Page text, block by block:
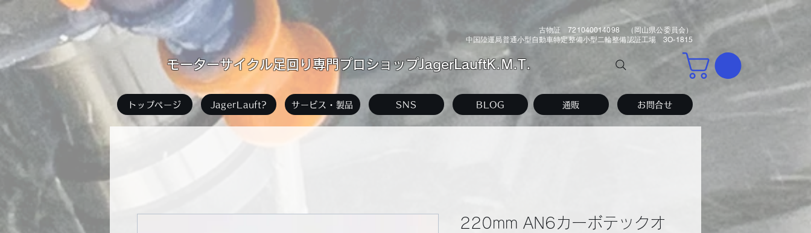
古物証 721040014098 （岡山県公委員会）
中国陸運局普通小型自動車特定整備小型二輪整備認証工場 3O-1815
​モーターサイクル足回り専門プロショップJagerLauftK.M.T.
トップページ JagerLauft? サービス・製品 SNS BLOG 通販 お問合せ
220mm AN6カーボテックオ